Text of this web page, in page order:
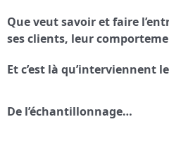
Que veut savoir et faire
ses clients, leur
Et c’est là qu’interviennent
De l’échantillonnage…